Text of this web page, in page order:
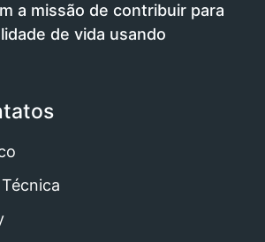
a missão de contribuir para
de vida usando